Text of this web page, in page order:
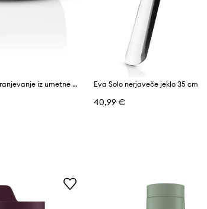
Eva Solo koš za shranjevanje iz umetne mase 48 x 35 x 26 cm Eva Solo nerjaveče jeklo 35 cm
40,99 €